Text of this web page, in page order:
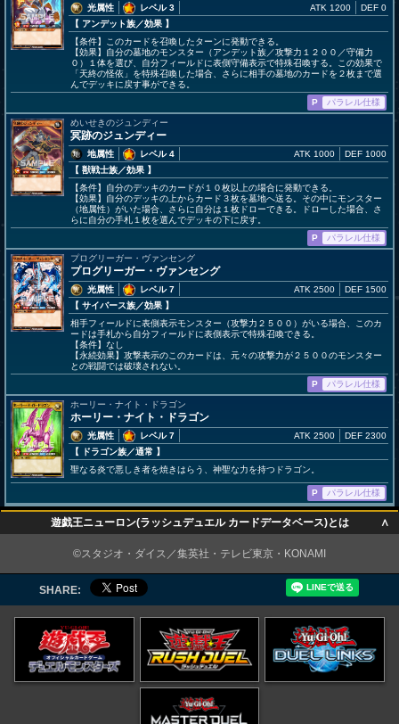
光属性
レベル 3
【 アンデット族／効果 】
ATK 1200 DEF 0
【条件】このカードを召喚したターンに発動できる。
【効果】自分の墓地のモンスター（アンデット族／攻撃力１２００／守備力
０）１体を選び、自分フィールドに表側守備表示で特殊召喚する。この効果で
「天終の怪依」を特殊召喚した場合、さらに相手の墓地のカードを２枚まで選
んでデッキに戻す事ができる。
P
パラレル仕様
めいせきのジュンディー
冥跡のジュンディー
地属性
レベル 4
【 獣戦士族／効果 】
ATK 1000 DEF 1000
【条件】自分のデッキのカードが１０枚以上の場合に発動できる。
【効果】自分のデッキの上からカード３枚を墓地へ送る。その中にモンスター
（地属性）がいた場合、さらに自分は１枚ドローできる。ドローした場合、さ
らに自分の手札１枚を選んでデッキの下に戻す。
P
パラレル仕様
プログリーガー・ヴァンセング
プログリーガー・ヴァンセング
光属性
レベル 7
【 サイバース族／効果 】
ATK 2500 DEF 1500
相手フィールドに表側表示モンスター（攻撃力２５００）がいる場合、このカ
ードは手札から自分フィールドに表側表示で特殊召喚できる。
【条件】なし
【永続効果】攻撃表示のこのカードは、元々の攻撃力が２５００のモンスター
との戦闘では破壊されない。
P
パラレル仕様
ホーリー・ナイト・ドラゴン
ホーリー・ナイト・ドラゴン
光属性
レベル 7
【 ドラゴン族／通常 】
ATK 2500 DEF 2300
聖なる炎で悪しき者を焼きはらう、神聖な力を持つドラゴン。
P パラレル仕様
遊戯王ニューロン(ラッシュデュエル カードデータベース)とは ∧
©スタジオ・ダイス／集英社・テレビ東京・KONAMI
SHARE: